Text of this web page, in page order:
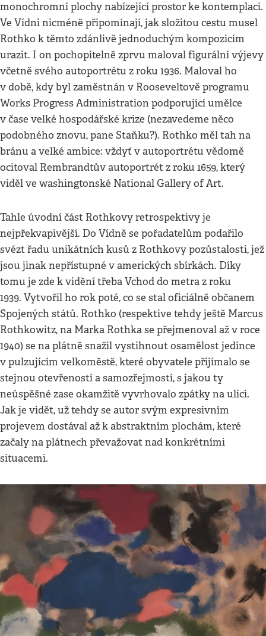
monochromní plochy nabízející prostor ke kontemplaci.
Ve Vídni nicméně připomínají, jak složitou cestu musel
Rothko k těmto zdánlivě jednoduchým kompozicím
urazit. I on pochopitelně zprvu maloval figurální výjevy
včetně svého autoportrétu z roku 1936. Maloval ho
v době, kdy byl zaměstnán v Rooseveltově programu
Works Progress Administration podporující umělce
v čase velké hospodářské krize (nezavedeme něco
podobného znovu, pane Staňku?). Rothko měl tah na
bránu a velké ambice: vždyť v autoportrétu vědomě
ocitoval Rembrandtův autoportrét z roku 1659, který
viděl ve washingtonské National Gallery of Art.
Tahle úvodní část Rothkovy retrospektivy je
nejpřekvapivější. Do Vídně se pořadatelům podařilo
svézt řadu unikátních kusů z Rothkovy pozůstalosti, jež
jsou jinak nepřístupné v amerických sbírkách. Díky
tomu je zde k vidění třeba Vchod do metra z roku
1939. Vytvořil ho rok poté, co se stal oficiálně občanem
Spojených států. Rothko (respektive tehdy ještě Marcus
Rothkowitz, na Marka Rothka se přejmenoval až v roce
1940) se na plátně snažil vystihnout osamělost jedince
v pulzujícím velkoměstě, které obyvatele přijímalo se
stejnou otevřeností a samozřejmostí, s jakou ty
neúspěšné zase okamžitě vyvrhovalo zpátky na ulici.
Jak je vidět, už tehdy se autor svým expresivním
projevem dostával až k abstraktním plochám, které
začaly na plátnech převažovat nad konkrétními
situacemi.